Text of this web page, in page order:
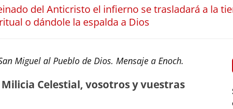
del Anticristo el infierno se trasladará a la
o dándole la espalda a Dios
Miguel al Pueblo de Dios. Mensaje a Enoch.
Celestial, vosotros y vuestras